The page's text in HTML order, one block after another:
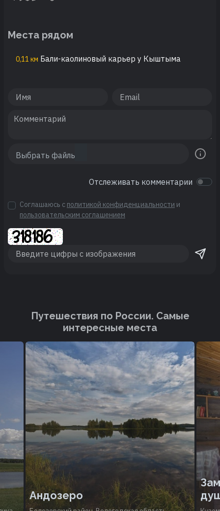
Места рядом
0,11 км Бали-каолиновый карьер у Кыштыма
Отслеживать комментарии
Соглашаюсь с политикой конфиденциальности и
пользовательским соглашением
Путешествия по России. Cамые
интересные места
Андозеро